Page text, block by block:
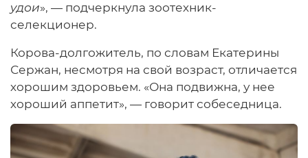
удои», — подчеркнула зоотехник-
селекционер.
Корова-долгожитель, по словам Екатерины
Сержан, несмотря на свой возраст, отличается
хорошим здоровьем. «Она подвижна, у нее
хороший аппетит», — говорит собеседница.